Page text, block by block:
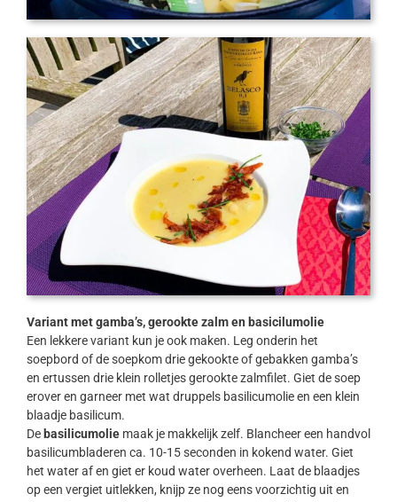
Variant met gamba’s, gerookte zalm en basicilumolie
Een lekkere variant kun je ook maken. Leg onderin het
soepbord of de soepkom drie gekookte of gebakken gamba’s
en ertussen drie klein rolletjes gerookte zalmfilet. Giet de soep
erover en garneer met wat druppels basilicumolie en een klein
blaadje basilicum.
De basilicumolie maak je makkelijk zelf. Blancheer een handvol
basilicumbladeren ca. 10-15 seconden in kokend water. Giet
het water af en giet er koud water overheen. Laat de blaadjes
op een vergiet uitlekken, knijp ze nog eens voorzichtig uit en